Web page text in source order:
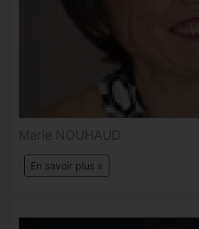
Marie NOUHAUD
En savoir plus »